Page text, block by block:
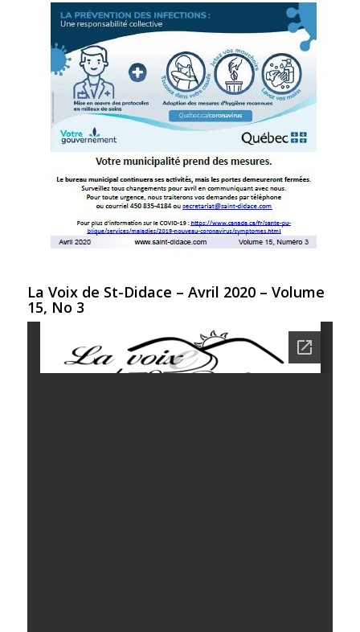
La Voix de St-Didace – Avril 2020 – Volume
15, No 3